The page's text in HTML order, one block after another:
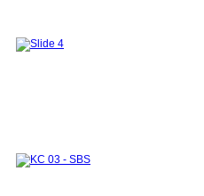
Công bố khoa học
Các khoá đào tạo cho doanh nghiệp
Phòng thí nghiệm Nhiệt động và
Hệ thống TB phục vụ nghiên cứu khoa
trợ doanh nghiệp
Hợp Tác Quốc Tế